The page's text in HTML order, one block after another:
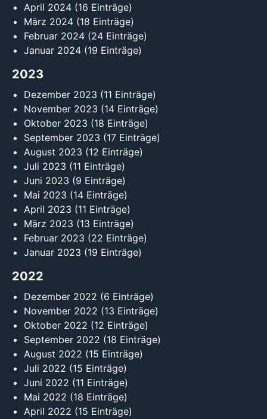
April 2024 (16 Einträge)
März 2024 (18 Einträge)
Februar 2024 (24 Einträge)
Januar 2024 (19 Einträge)
2023
Dezember 2023 (11 Einträge)
November 2023 (14 Einträge)
Oktober 2023 (18 Einträge)
September 2023 (17 Einträge)
August 2023 (12 Einträge)
Juli 2023 (11 Einträge)
Juni 2023 (9 Einträge)
Mai 2023 (14 Einträge)
April 2023 (11 Einträge)
März 2023 (13 Einträge)
Februar 2023 (22 Einträge)
Januar 2023 (19 Einträge)
2022
Dezember 2022 (6 Einträge)
November 2022 (13 Einträge)
Oktober 2022 (12 Einträge)
September 2022 (18 Einträge)
August 2022 (15 Einträge)
Juli 2022 (15 Einträge)
Juni 2022 (11 Einträge)
Mai 2022 (18 Einträge)
April 2022 (15 Einträge)